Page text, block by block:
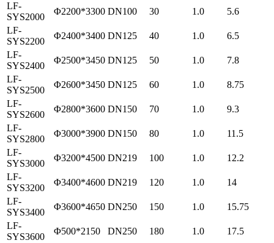
LF-
SYS2000
Φ2200*3300 DN100 30 1.0
5.6
LF-
SYS2200
Φ2400*3400 DN125 40 1.0
6.5
LF-
SYS2400
Φ2500*3450 DN125 50 1.0
7.8
LF-
SYS2500
Φ2600*3450 DN125 60 1.0
8.75
LF-
SYS2600
Φ2800*3600 DN150 70 1.0
9.3
LF-
SYS2800
Φ3000*3900 DN150 80 1.0
11.5
LF-
SYS3000
Φ3200*4500 DN219 100 1.0
12.2
LF-
SYS3200
Φ3400*4600 DN219 120 1.0
14
LF-
SYS3400
Φ3600*4650 DN250 150 1.0
15.75
LF-
SYS3600
Φ500*2150 DN250 180 1.0 17.5